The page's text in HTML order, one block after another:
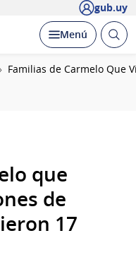
gub.uy
Desplegar
Menú Abrir
Familias de Carmelo Que
que
de
17